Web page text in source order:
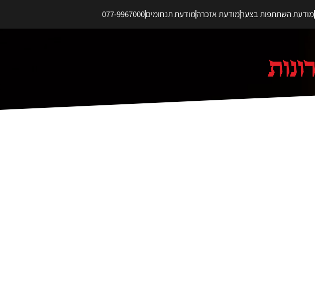
מודעת השתתפות בצערמודעת אזכרהמודעת תנחומים077-9967000